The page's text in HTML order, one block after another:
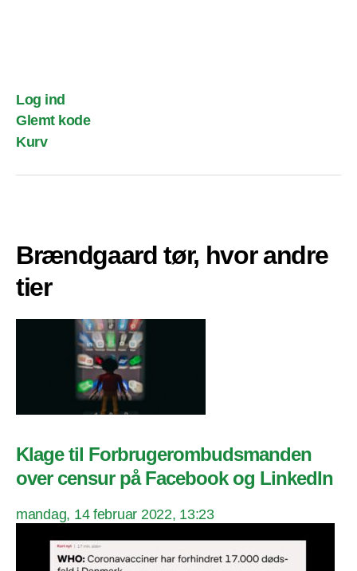
Log ind
Glemt kode
Kurv
Brændgaard tør, hvor andre
tier
Klage til Forbrugerombudsmanden
over censur på Facebook og LinkedIn
mandag, 14 februar 2022, 13:23